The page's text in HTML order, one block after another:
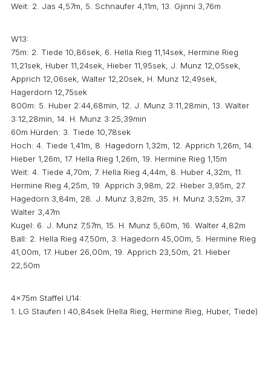
Weit: 2. Jas 4,57m, 5. Schnaufer 4,11m, 13. Gjinni 3,76m
W13:
75m: 2. Tiede 10,86sek, 6. Hella Rieg 11,14sek, Hermine Rieg
11,21sek, Huber 11,24sek, Hieber 11,95sek, J. Munz 12,05sek,
Apprich 12,06sek, Walter 12,20sek, H. Munz 12,49sek,
Hagerdorn 12,75sek
800m: 5. Huber 2:44,68min, 12. J. Munz 3:11,28min, 13. Walter
3:12,28min, 14. H. Munz 3:25,39min
60m Hürden: 3. Tiede 10,78sek
Hoch: 4. Tiede 1,41m, 8. Hagedorn 1,32m, 12. Apprich 1,26m, 14.
Hieber 1,26m, 17. Hella Rieg 1,26m, 19. Hermine Rieg 1,15m
Weit: 4. Tiede 4,70m, 7. Hella Rieg 4,44m, 8. Huber 4,32m, 11.
Hermine Rieg 4,25m, 19. Apprich 3,98m, 22. Hieber 3,95m, 27.
Hagedorn 3,84m, 28. J. Munz 3,82m, 35. H. Munz 3,52m, 37.
Walter 3,47m
Kugel: 6. J. Munz 7,57m, 15. H. Munz 5,60m, 16. Walter 4,82m
Ball: 2. Hella Rieg 47,50m, 3. Hagedorn 45,00m, 5. Hermine Rieg
41,00m, 17. Huber 26,00m, 19. Apprich 23,50m, 21. Hieber
22,50m
4x75m Staffel U14:
1. LG Staufen I 40,84sek (Hella Rieg, Hermine Rieg, Huber, Tiede)